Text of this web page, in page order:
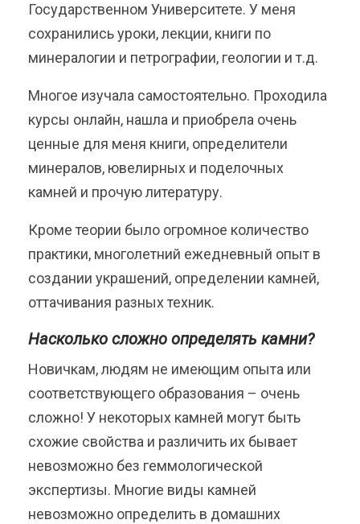
Государственном Университете. У меня
сохранились уроки, лекции, книги по
минералогии и петрографии, геологии и т.д.
Многое изучала самостоятельно. Проходила
курсы онлайн, нашла и приобрела очень
ценные для меня книги, определители
минералов, ювелирных и поделочных
камней и прочую литературу.
Кроме теории было огромное количество
практики, многолетний ежедневный опыт в
создании украшений, определении камней,
оттачивания разных техник.
Насколько сложно определять камни?
Новичкам, людям не имеющим опыта или
соответствующего образования – очень
сложно! У некоторых камней могут быть
схожие свойства и различить их бывает
невозможно без геммологической
экспертизы. Многие виды камней
невозможно определить в домашних